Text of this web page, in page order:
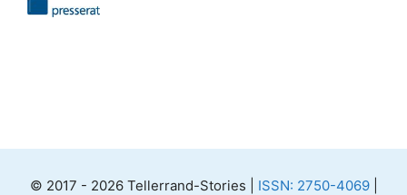
© 2017 - 2026 Tellerrand-Stories | ISSN: 2750-4069|